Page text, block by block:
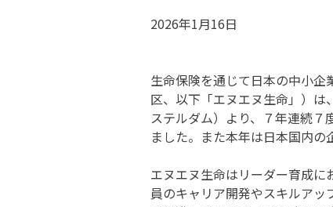
2026年1月16日
生命保険を通じて日本の中小
区、以下「エヌエヌ生命」）
ステルダム）より、７年連続
ました。また本年は日本国内の
エヌエヌ生命はリーダー育成
員のキャリア開発やスキルア